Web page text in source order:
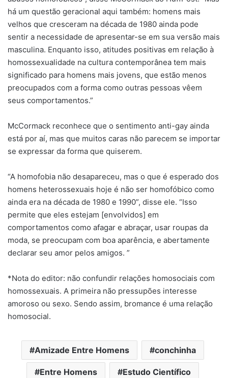
há um questão geracional aqui também: homens mais
velhos que cresceram na década de 1980 ainda pode
sentir a necessidade de apresentar-se em sua versão mais
masculina. Enquanto isso, atitudes positivas em relação à
homossexualidade na cultura contemporânea tem mais
significado para homens mais jovens, que estão menos
preocupados com a forma como outras pessoas vêem
seus comportamentos.”
McCormack reconhece que o sentimento anti-gay ainda
está por aí, mas que muitos caras não parecem se importar
se expressar da forma que quiserem.
“A homofobia não desapareceu, mas o que é esperado dos
homens heterossexuais hoje é não ser homofóbico como
ainda era na década de 1980 e 1990”, disse ele. “Isso
permite que eles estejam [envolvidos] em
comportamentos como afagar e abraçar, usar roupas da
moda, se preocupam com boa aparência, e abertamente
declarar seu amor pelos amigos. ”
*Nota do editor: não confundir relações homosociais com
homossexuais. A primeira não pressupões interesse
amoroso ou sexo. Sendo assim, bromance é uma relação
homosocial.
Amizade Entre Homens conchinha
Entre Homens Estudo Científico